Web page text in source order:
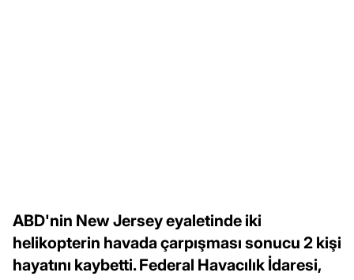
ABD'nin New Jersey eyaletinde iki
helikopterin havada çarpışması sonucu 2 kişi
hayatını kaybetti. Federal Havacılık İdaresi,